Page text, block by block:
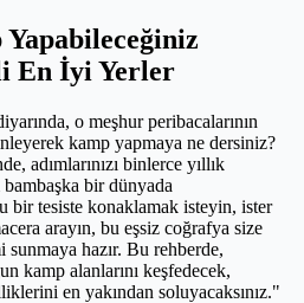
En İyi Yerler
o meşhur peribacalarının
kamp yapmaya ne dersiniz?
adımlarınızı binlerce yıllık
bir dünyada
bir tesiste konaklamak isteyin, ister
arayın, bu eşsiz coğrafya size
hazır. Bu rehberde,
kamp alanlarını keşfedecek,
en yakından soluyacaksınız."